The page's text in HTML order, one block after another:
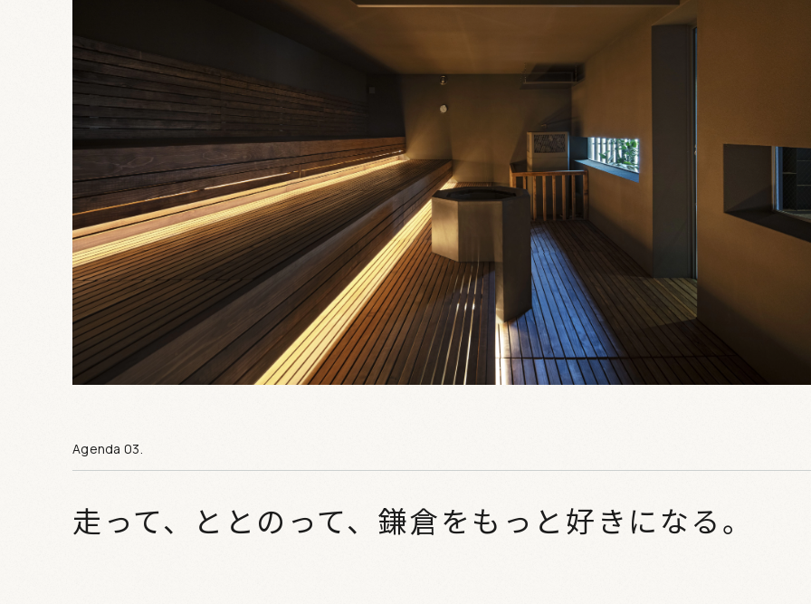
走って、ととのって、鎌倉をもっと好きになる。